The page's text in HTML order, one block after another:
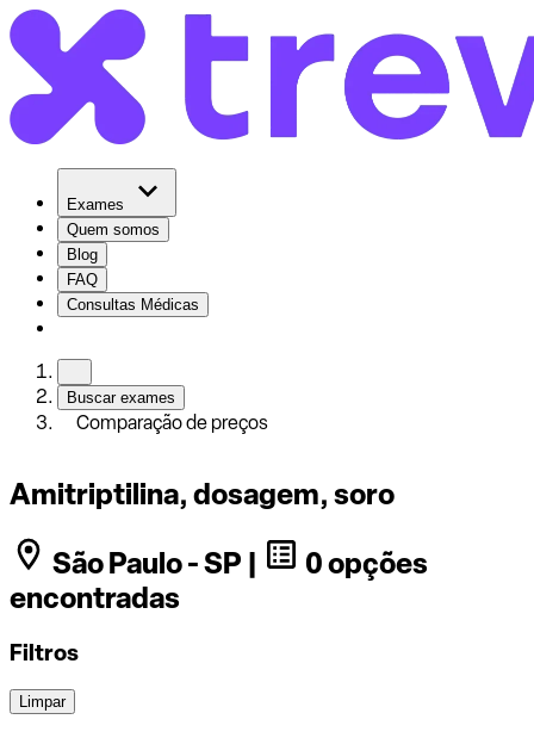
Exames
Quem somos
Blog
FAQ
Consultas Médicas
Buscar exames
Comparação de preços
Amitriptilina, dosagem, soro
São Paulo - SP |
0 opções
encontradas
Filtros
Limpar